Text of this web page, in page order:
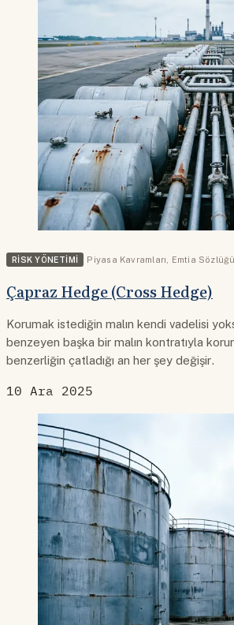
RISK YÖNETIMI Piyasa Kavramları Emtia Sözlüğü
Çapraz Hedge (Cross Hedge)
Korumak istediğin malın kendi vadelisi
benzeyen başka bir malın kontratıyla
benzerliğin çatladığı an her şey değişir.
10 Ara 2025